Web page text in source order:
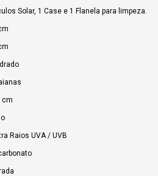
Solar, 1 Case e 1 Flanela para limpeza.
cm
Raios UVA / UVB